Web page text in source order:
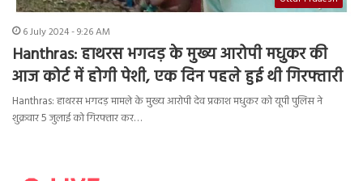
6 July 2024 - 9:26 AM
Hanthras: हाथरस भगदड़ के मुख्य आरोपी मधुकर की
आज कोर्ट में होगी पेशी, एक दिन पहले हुई थी गिरफ्तारी
Hanthras: हाथरस भगदड़ मामले के मुख्य आरोपी देव प्रकाश मधुकर को यूपी पुलिस ने
शुक्रवार 5 जुलाई को गिरफ्तार कर…